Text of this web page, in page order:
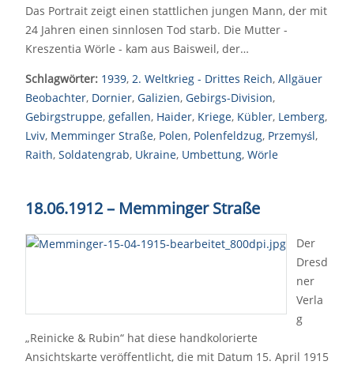
Das Portrait zeigt einen stattlichen jungen Mann, der mit
24 Jahren einen sinnlosen Tod starb. Die Mutter -
Kreszentia Wörle - kam aus Baisweil, der…
Schlagwörter: 1939, 2. Weltkrieg - Drittes Reich, Allgäuer
Beobachter, Dornier, Galizien, Gebirgs-Division,
Gebirgstruppe, gefallen, Haider, Kriege, Kübler, Lemberg,
Lviv, Memminger Straße, Polen, Polenfeldzug, Przemyśl,
Raith, Soldatengrab, Ukraine, Umbettung, Wörle
18.06.1912– Memminger Straße
Der
Dresd
ner
Verla
g
„Reinicke & Rubin“ hat diese handkolorierte
Ansichtskarte veröffentlicht, die mit Datum 15. April 1915